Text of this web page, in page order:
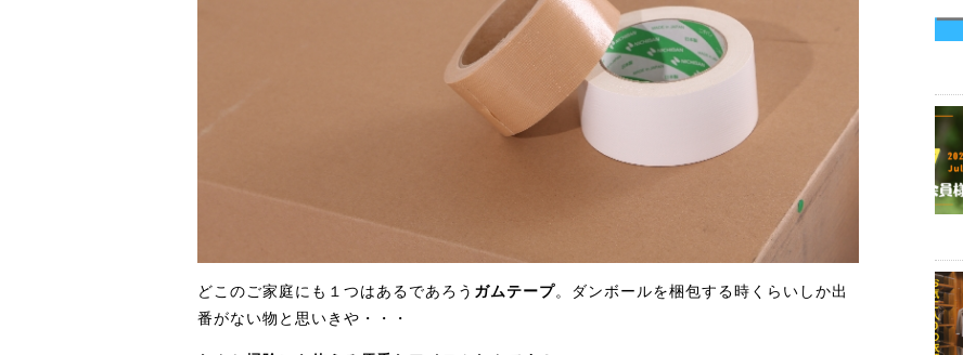
どこのご家庭にも１つはあるであろう ガムテープ。ダンボールを梱包する時くらいしか出
番がない物と思いきや・・・